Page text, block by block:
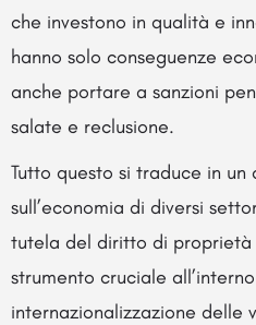
che investono in qualità e
hanno solo conseguenze
anche portare a sanzioni
salate e reclusione.
Tutto questo si traduce in un
sull’economia di diversi
tutela del diritto di
strumento cruciale
internazionalizzazione delle